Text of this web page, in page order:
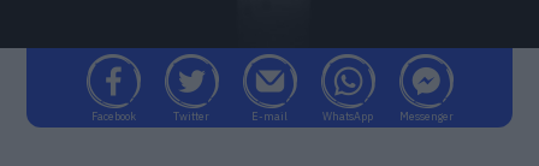
Facebook Twitter E-mail WhatsApp Messenger